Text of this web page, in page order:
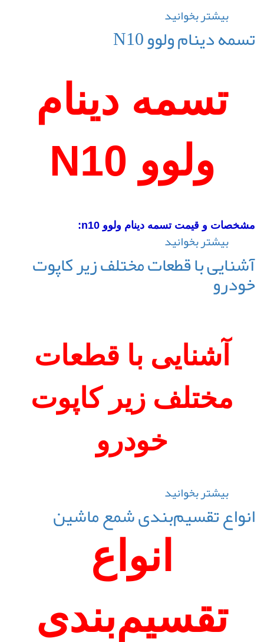
بیشتر بخوانید
تسمه
صنعتی
تسمه دینام ولوو N10
تسمه دینام
ولوو N10
مشخصات و قیمت تسمه دینام ولوو n10:
بیشتر بخوانید
تسمه
دینام
آشنایی با قطعات مختلف زیر کاپوت
خودرو
آشنایی با قطعات
مختلف زیر کاپوت
خودرو
بیشتر بخوانید
آشنایی
با
قطعات
مختلف
زیر
انواع تقسیم‌بندی شمع ماشین
انواع
تقسیم‌بندی